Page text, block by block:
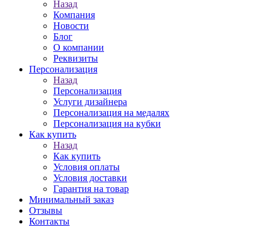
Назад
Компания
Новости
Блог
О компании
Реквизиты
Персонализация
Назад
Персонализация
Услуги дизайнера
Персонализация на медалях
Персонализация на кубки
Как купить
Назад
Как купить
Условия оплаты
Условия доставки
Гарантия на товар
Минимальный заказ
Отзывы
Контакты